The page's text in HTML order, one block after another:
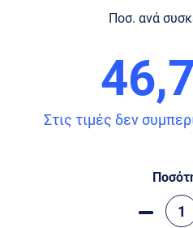
Ποσ. ανά
Στις τιμές δεν